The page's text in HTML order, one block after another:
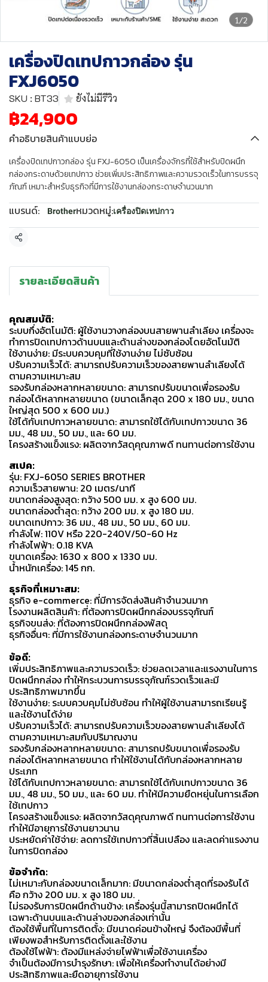
1/2
เครื่องปิดเทปกาวกล่อง รุ่น
FXJ6050
SKU : BT33 ยังไม่มีรีวิว
฿24,900
คำอธิบายสินค้าแบบย่อ
เครื่องปิดเทปกาวกล่อง รุ่น FXJ-6050 เป็นเครื่องจักรที่ใช้สำหรับปิดผนึก
กล่องกระดาษด้วยเทปกาว ช่วยเพิ่มประสิทธิภาพและความรวดเร็วในการบรรจุ
ภัณฑ์ เหมาะสำหรับธุรกิจที่มีการใช้งานกล่องกระดาษจำนวนมาก
แบรนด์: Brotherหมวดหมู่:เครื่องปิดเทปกาว
แชร์
รายละเอียดสินค้า
คุณสมบัติ:
ระบบกึ่งอัตโนมัติ: ผู้ใช้งานวางกล่องบนสายพานลำเลียง เครื่องจะ
ทำการปิดเทปกาวด้านบนและด้านล่างของกล่องโดยอัตโนมัติ
ใช้งานง่าย: มีระบบควบคุมที่ใช้งานง่าย ไม่ซับซ้อน
ปรับความเร็วได้: สามารถปรับความเร็วของสายพานลำเลียงได้
ตามความเหมาะสม
รองรับกล่องหลากหลายขนาด: สามารถปรับขนาดเพื่อรองรับ
กล่องได้หลากหลายขนาด (ขนาดเล็กสุด 200 x 180 มม., ขนาด
ใหญ่สุด 500 x 600 มม.)
ใช้ได้กับเทปกาวหลายขนาด: สามารถใช้ได้กับเทปกาวขนาด 36
มม., 48 มม., 50 มม., และ 60 มม.
โครงสร้างแข็งแรง: ผลิตจากวัสดุคุณภาพดี ทนทานต่อการใช้งาน
สเปค:
รุ่น: FXJ-6050 SERIES BROTHER
ความเร็วสายพาน: 20 เมตร/นาที
ขนาดกล่องสูงสุด: กว้าง 500 มม. x สูง 600 มม.
ขนาดกล่องต่ำสุด: กว้าง 200 มม. x สูง 180 มม.
ขนาดเทปกาว: 36 มม., 48 มม., 50 มม., 60 มม.
กำลังไฟ: 110V หรือ 220-240V/50-60 Hz
กำลังไฟฟ้า: 0.18 KVA
ขนาดเครื่อง: 1630 x 800 x 1330 มม.
น้ำหนักเครื่อง: 145 กก.
ธุรกิจที่เหมาะสม:
ธุรกิจ e-commerce: ที่มีการจัดส่งสินค้าจำนวนมาก
โรงงานผลิตสินค้า: ที่ต้องการปิดผนึกกล่องบรรจุภัณฑ์
ธุรกิจขนส่ง: ที่ต้องการปิดผนึกกล่องพัสดุ
ธุรกิจอื่นๆ: ที่มีการใช้งานกล่องกระดาษจำนวนมาก
ข้อดี:
เพิ่มประสิทธิภาพและความรวดเร็ว: ช่วยลดเวลาและแรงงานในการ
ปิดผนึกกล่อง ทำให้กระบวนการบรรจุภัณฑ์รวดเร็วและมี
ประสิทธิภาพมากขึ้น
ใช้งานง่าย: ระบบควบคุมไม่ซับซ้อน ทำให้ผู้ใช้งานสามารถเรียนรู้
และใช้งานได้ง่าย
ปรับความเร็วได้: สามารถปรับความเร็วของสายพานลำเลียงได้
ตามความเหมาะสมกับปริมาณงาน
รองรับกล่องหลากหลายขนาด: สามารถปรับขนาดเพื่อรองรับ
กล่องได้หลากหลายขนาด ทำให้ใช้งานได้กับกล่องหลากหลาย
ประเภท
ใช้ได้กับเทปกาวหลายขนาด: สามารถใช้ได้กับเทปกาวขนาด 36
มม., 48 มม., 50 มม., และ 60 มม. ทำให้มีความยืดหยุ่นในการเลือก
ใช้เทปกาว
โครงสร้างแข็งแรง: ผลิตจากวัสดุคุณภาพดี ทนทานต่อการใช้งาน
ทำให้มีอายุการใช้งานยาวนาน
ประหยัดค่าใช้จ่าย: ลดการใช้เทปกาวที่สิ้นเปลือง และลดค่าแรงงาน
ในการปิดกล่อง
ข้อจำกัด:
ไม่เหมาะกับกล่องขนาดเล็กมาก: มีขนาดกล่องต่ำสุดที่รองรับได้
คือ กว้าง 200 มม. x สูง 180 มม.
ไม่รองรับการปิดผนึกด้านข้าง: เครื่องรุ่นนี้สามารถปิดผนึกได้
เฉพาะด้านบนและด้านล่างของกล่องเท่านั้น
ต้องใช้พื้นที่ในการติดตั้ง: มีขนาดค่อนข้างใหญ่ จึงต้องมีพื้นที่
เพียงพอสำหรับการติดตั้งและใช้งาน
ต้องใช้ไฟฟ้า: ต้องมีแหล่งจ่ายไฟฟ้าเพื่อใช้งานเครื่อง
จำเป็นต้องมีการบำรุงรักษา: เพื่อให้เครื่องทำงานได้อย่างมี
ประสิทธิภาพและยืดอายุการใช้งาน